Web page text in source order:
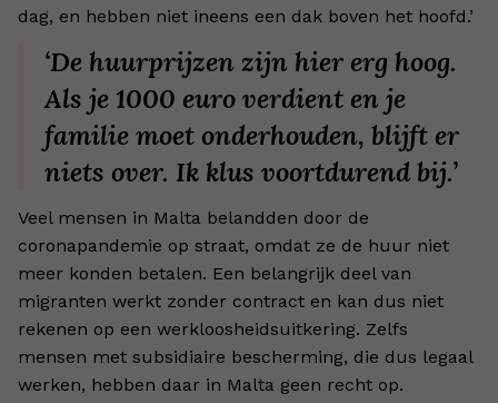
dag, en hebben niet ineens een dak boven het hoofd.’
‘De huurprijzen zijn hier erg hoog.
Als je 1000 euro verdient en je
familie moet onderhouden, blijft er
niets over. Ik klus voortdurend bij.’
Veel mensen in Malta belandden door de
coronapandemie op straat, omdat ze de huur niet
meer konden betalen. Een belangrijk deel van
migranten werkt zonder contract en kan dus niet
rekenen op een werkloosheidsuitkering. Zelfs
mensen met subsidiaire bescherming, die dus legaal
werken, hebben daar in Malta geen recht op.